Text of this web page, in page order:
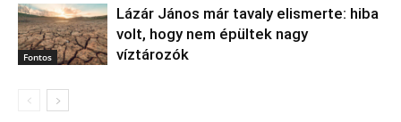
Fontos
Lázár János már tavaly elismerte: hiba
volt, hogy nem épültek nagy
víztározók